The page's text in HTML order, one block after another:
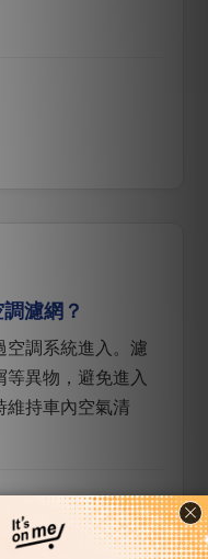
濾網？
調系統進入。濾
異物，避免進入
維持車內空氣清
導致濾網阻塞，進